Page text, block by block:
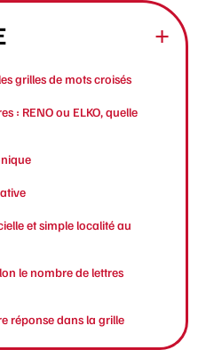
grilles de mots croisés
: RENO ou ELKO, quelle
et simple localité au
le nombre de lettres
réponse dans la grille